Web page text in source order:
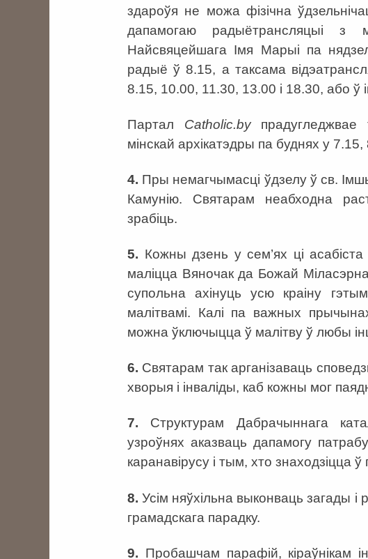
здароўя не можа фізічна
дапамогаю радыётрансляцыі з
Найсвяцейшага Імя Марыі па
радыё ў 8.15, а таксама
8.15, 10.00, 11.30, 13.00 і 18.30, або ў
Партал Catholic.byпрадугледжвае
мінскай архікатэдры па буднях у 7.15,
4. Пры немагчымасці ўдзелу ў св.
Камунію. Святарам неабходна
зрабіць.
5. Кожны дзень у сем’ях ці
маліцца Вяночак да Божай
супольна ахінуць усю краіну
малітвамі. Калі па важных
можна ўключыцца ў малітву ў любы
6. Святарам так арганізаваць
хворыя і інваліды, каб кожны мог
7. Структурам Дабрачыннага
узроўнях аказваць дапамогу
каранавірусу і тым, хто знаходзіцца ў
8. Усім няўхільна выконваць загады
грамадскага парадку.
9. Пробашчам парафій, кіраўнікам